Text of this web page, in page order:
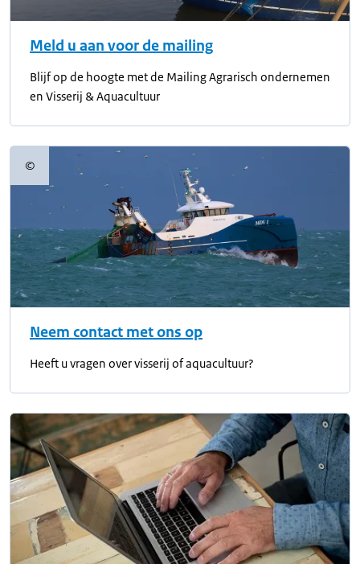
Meld u aan voor de mailing
Blijf op de hoogte met de Mailing Agrarisch ondernemen
en Visserij & Aquacultuur
©Copyrightinformatie
Neem contact met ons op
Heeft u vragen over visserij of aquacultuur?